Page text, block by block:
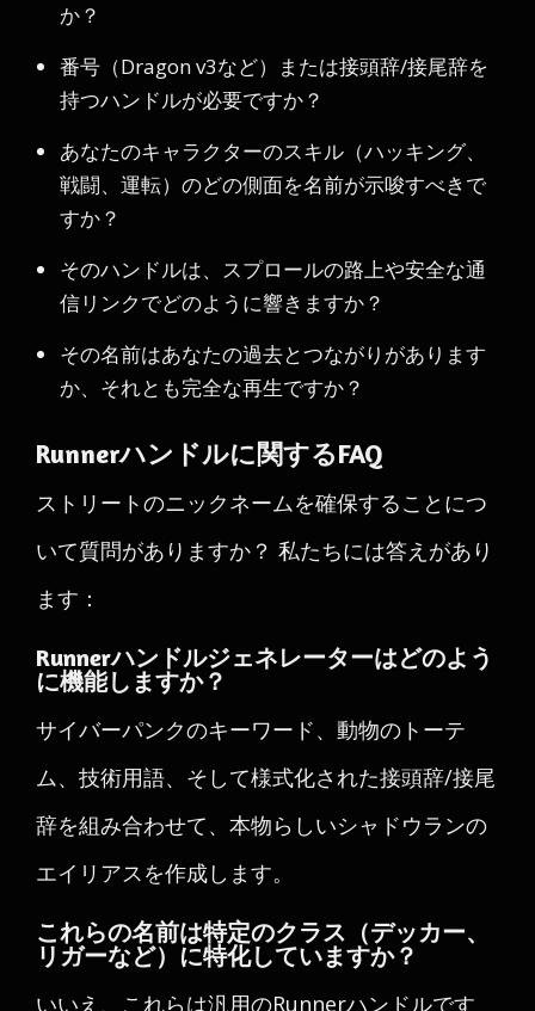
か？
番号（Dragon v3など）または接頭辞/接尾辞を
持つハンドルが必要ですか？
あなたのキャラクターのスキル（ハッキング、
戦闘、運転）のどの側面を名前が示唆すべきで
すか？
そのハンドルは、スプロールの路上や安全な通
信リンクでどのように響きますか？
その名前はあなたの過去とつながりがあります
か、それとも完全な再生ですか？
Runnerハンドルに関するFAQ
ストリートのニックネームを確保することにつ
いて質問がありますか？ 私たちには答えがあり
ます：
Runnerハンドルジェネレーターはどのよう
に機能しますか？
サイバーパンクのキーワード、動物のトーテ
ム、技術用語、そして様式化された接頭辞/接尾
辞を組み合わせて、本物らしいシャドウランの
エイリアスを作成します。
これらの名前は特定のクラス（デッカー、
リガーなど）に特化していますか？
いいえ、これらは汎用のRunnerハンドルです